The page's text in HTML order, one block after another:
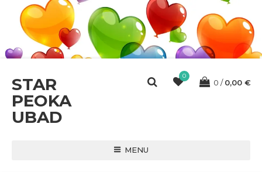
STAR
PEOKA
UBAD
0
0 0,00 €
MENU